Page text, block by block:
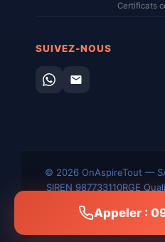
Certificats
SUIVEZ-NOUS
© 2026 OnAspireTout —
SIREN 987733110RGE
légales
Appeler :